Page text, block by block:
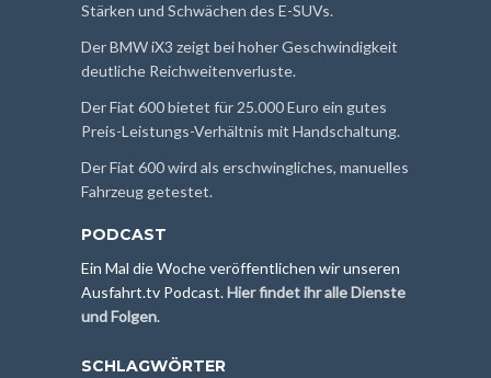
Stärken und Schwächen des E-SUVs.
Der BMW iX3 zeigt bei hoher Geschwindigkeit
deutliche Reichweitenverluste.
Der Fiat 600 bietet für 25.000 Euro ein gutes
Preis-Leistungs-Verhältnis mit Handschaltung.
Der Fiat 600 wird als erschwingliches, manuelles
Fahrzeug getestet.
PODCAST
Ein Mal die Woche veröffentlichen wir unseren
Ausfahrt.tv Podcast.Hier findet ihr alle Dienste
und Folgen.
SCHLAGWÖRTER